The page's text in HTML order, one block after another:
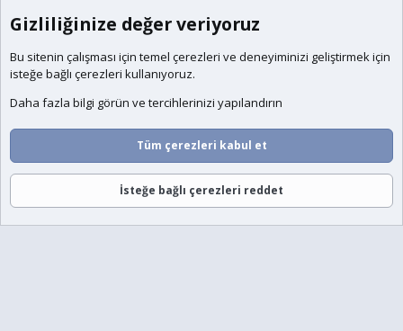
Gizliliğinize değer veriyoruz
Bu sitenin çalışması için temel çerezleri ve deneyiminizi geliştirmek için
isteğe bağlı çerezleri kullanıyoruz.
Daha fazla bilgi görün ve tercihlerinizi yapılandırın
Tüm çerezleri kabul et
İsteğe bağlı çerezleri reddet